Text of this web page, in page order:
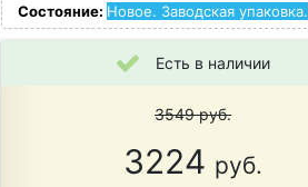
Состояние: Новое. Заводская упаковка.
Есть в наличии
3549руб.
3224 руб.